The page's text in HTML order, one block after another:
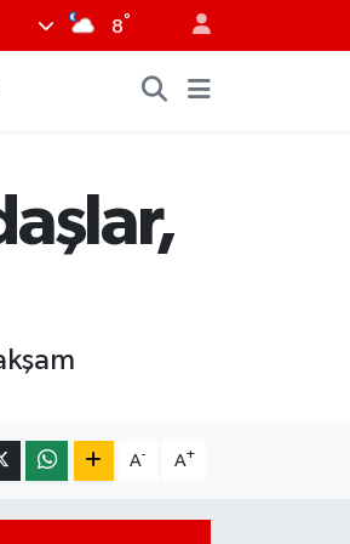
8°
A- A+